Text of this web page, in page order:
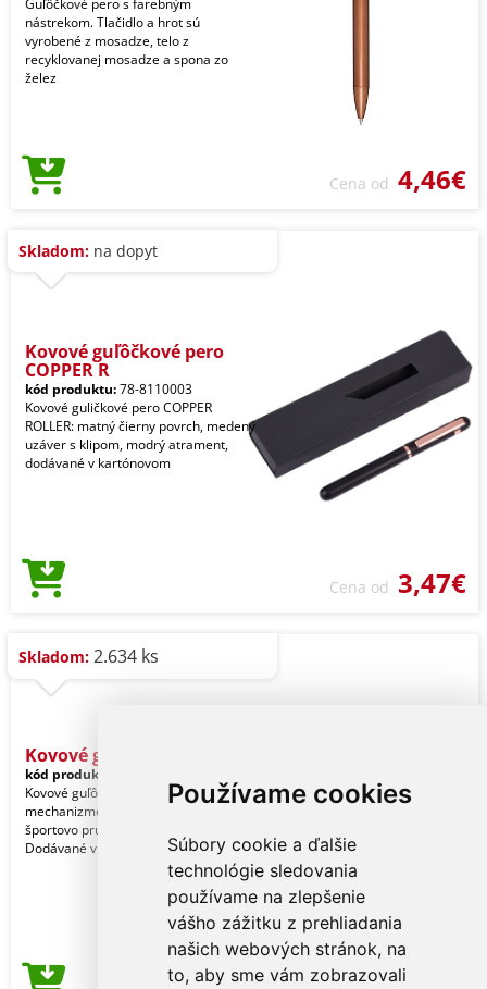
Používame cookies
Súbory cookie a ďalšie
technológie sledovania
používame na zlepšenie
vášho zážitku z prehliadania
našich webových stránok, na
to, aby sme vám zobrazovali
Guľôčkové pero s farebným
nástrekom. Tlačidlo a hrot sú
vyrobené z mosadze, telo z
recyklovanej mosadze a spona zo
želez
Cena od 4,46€
Skladom: na dopyt
Kovové guľôčkové pero
COPPER R
kód produktu:78-8110003
Kovové guličkové pero COPPER
ROLLER: matný čierny povrch, medený
uzáver s klipom, modrý atrament,
dodávané v kartónovom
Cena od 3,47€
Skladom: 2.634 ks
Kovové guľôčkové pero
kód produktu:
Kovové guľôčkové pero s twist
mechanizmom a modrou náplňou v
športovo pruhovanom vzhľade.
Dodávané v pruhovanom boxe.